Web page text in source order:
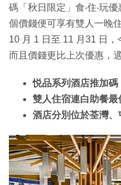
碼「秋日限定」食‧住‧玩
個價錢便可享有雙人一晚
10 月 1 日至 11 月31 日，
而且價錢更比上次優惠，
悦品系列酒店推加碼
雙人住宿連白助餐
酒店分別位於荃灣、